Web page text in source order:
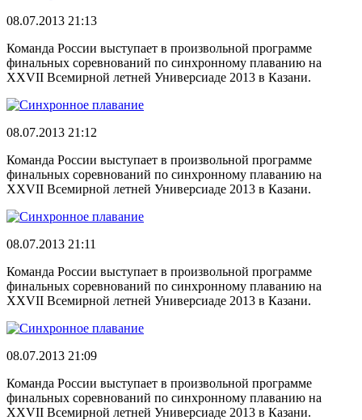
08.07.2013 21:13
Команда России выступает в произвольной программе
финальных соревнований по синхронному плаванию на
XXVII Всемирной летней Универсиаде 2013 в Казани.
08.07.2013 21:12
Команда России выступает в произвольной программе
финальных соревнований по синхронному плаванию на
XXVII Всемирной летней Универсиаде 2013 в Казани.
08.07.2013 21:11
Команда России выступает в произвольной программе
финальных соревнований по синхронному плаванию на
XXVII Всемирной летней Универсиаде 2013 в Казани.
08.07.2013 21:09
Команда России выступает в произвольной программе
финальных соревнований по синхронному плаванию на
XXVII Всемирной летней Универсиаде 2013 в Казани.